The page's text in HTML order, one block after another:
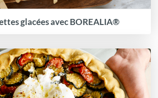
glacées avec BOREALIA®